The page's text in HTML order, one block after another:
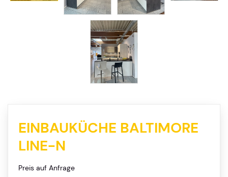
EINBAUKÜCHE BALTIMORE
LINE-N
Preis auf Anfrage